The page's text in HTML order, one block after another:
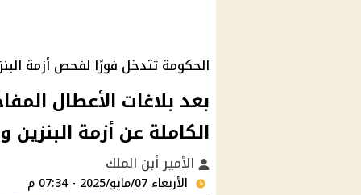
الحكومة تتدخل فورًا لفحص أزمة
بعد بلاغات الأعطال
الكاملة عن أزمة
الأمير أبن الملك
الأربعاء 07/مايو/2025 - 07:34 م